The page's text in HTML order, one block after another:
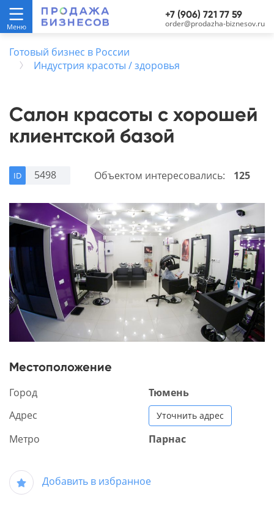
+7 (906) 721 77 59
order@prodazha-biznesov.ru
Готовый бизнес в России
Индустрия красоты / здоровья
Салон красоты с хорошей
клиентской базой
ID 5498 Объектом интересовались: 125
Местоположение
Город
Тюмень
Адрес
Уточнить адрес
Метро Парнас
Добавить в избранное